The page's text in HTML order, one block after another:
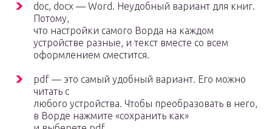
doc, docx — Word. Неудобный вариант для книг.
Потому,
что настройки самого Ворда на каждом
устройстве разные, и текст вместе со всем
оформлением сместится.
pdf — это самый удобный вариант. Его можно
читать с
любого устройства. Чтобы преобразовать в него,
в Ворде нажмите «сохранить как»